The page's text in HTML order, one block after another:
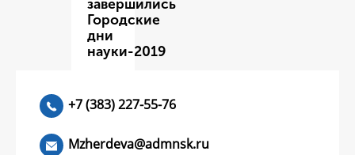
завершились
Городские
дни
науки-2019
+7 (383) 227-55-76
Mzherdeva@admnsk.ru